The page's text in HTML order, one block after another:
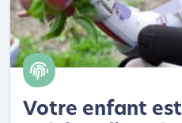
Votre enfant est